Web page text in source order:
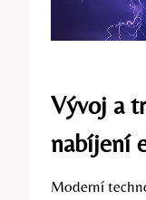
Vývoj a
nabíjení
Moderní